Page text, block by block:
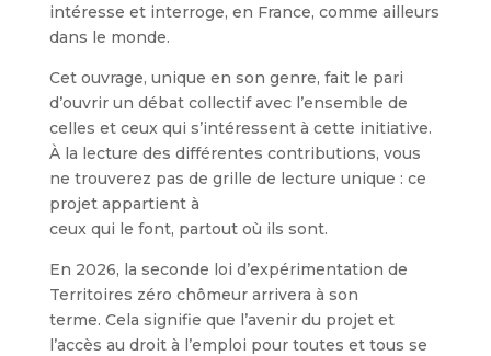
intéresse et interroge, en France, comme ailleurs
dans le monde.
Cet ouvrage, unique en son genre, fait le pari
d’ouvrir un débat collectif avec l’ensemble de
celles et ceux qui s’intéressent à cette initiative.
À la lecture des différentes contributions, vous
ne trouverez pas de grille de lecture unique : ce
projet appartient à
ceux qui le font, partout où ils sont.
En 2026, la seconde loi d’expérimentation de
Territoires zéro chômeur arrivera à son
terme. Cela signifie que l’avenir du projet et
l’accès au droit à l’emploi pour toutes et tous se